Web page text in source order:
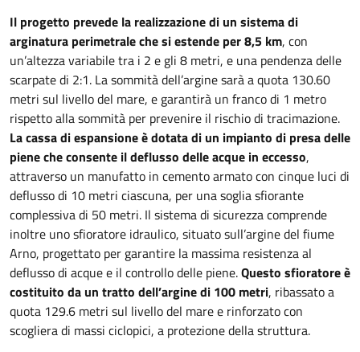
Il progetto prevede la realizzazione di un sistema di
arginatura perimetrale che si estende per 8,5 km, con
un’altezza variabile tra i 2 e gli 8 metri, e una pendenza delle
scarpate di 2:1. La sommità dell’argine sarà a quota 130.60
metri sul livello del mare, e garantirà un franco di 1 metro
rispetto alla sommità per prevenire il rischio di tracimazione.
La cassa di espansione è dotata di un impianto di presa delle
piene che consente il deflusso delle acque in eccesso,
attraverso un manufatto in cemento armato con cinque luci di
deflusso di 10 metri ciascuna, per una soglia sfiorante
complessiva di 50 metri. Il sistema di sicurezza comprende
inoltre uno sfioratore idraulico, situato sull’argine del fiume
Arno, progettato per garantire la massima resistenza al
deflusso di acque e il controllo delle piene.Questo sfioratore è
costituito da un tratto dell’argine di 100 metri, ribassato a
quota 129.6 metri sul livello del mare e rinforzato con
scogliera di massi ciclopici, a protezione della struttura.